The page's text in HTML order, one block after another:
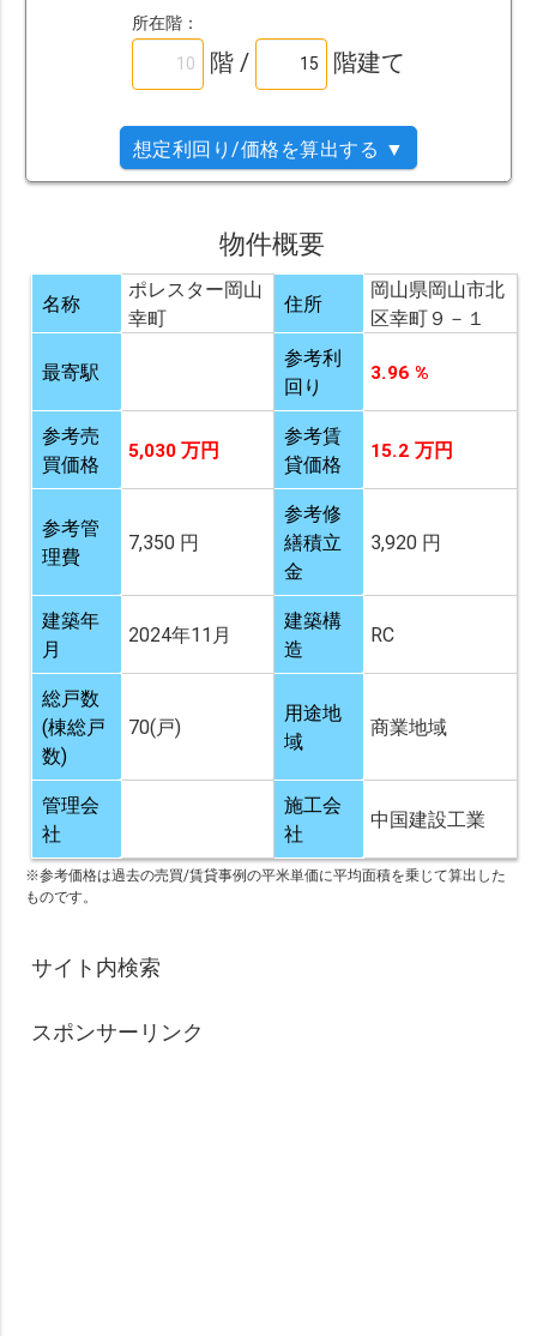
所在階：
階 / 階建て
想定利回り/価格を算出する ▼
物件概要
名称
ポレスター岡山
幸町
住所
岡山県岡山市北
区幸町９－１
最寄駅
参考利
回り
3.96 %
参考売
買価格
5,030 万円
参考賃
貸価格
15.2 万円
参考管
理費
7,350 円
参考修
繕積立
金
3,920 円
建築年
月
2024年11月
建築構
造
RC
総戸数
(棟総戸
数)
70(戸)
用途地
域
商業地域
管理会
社
施工会
社
中国建設工業
※参考価格は過去の売買/賃貸事例の平米単価に平均面積を乗じて算出した
ものです。
サイト内検索
スポンサーリンク